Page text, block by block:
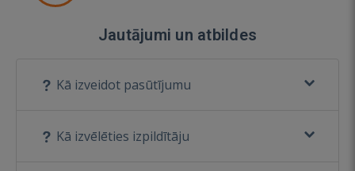
Jautājumi un atbildes
Kā izveidot pasūtījumu
Kā izvēlēties izpildītāju